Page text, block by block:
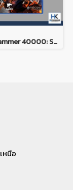
PS5- Warhammer 40000: Space Marine 2
หนือ